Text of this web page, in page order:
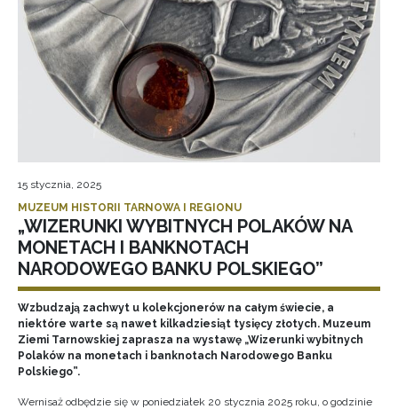
15 stycznia, 2025
MUZEUM HISTORII TARNOWA I REGIONU
„WIZERUNKI WYBITNYCH POLAKÓW NA
MONETACH I BANKNOTACH
NARODOWEGO BANKU POLSKIEGO”
Wzbudzają zachwyt u kolekcjonerów na całym świecie, a
niektóre warte są nawet kilkadziesiąt tysięcy złotych. Muzeum
Ziemi Tarnowskiej zaprasza na wystawę „Wizerunki wybitnych
Polaków na monetach i banknotach Narodowego Banku
Polskiego”.
Wernisaż odbędzie się w poniedziałek 20 stycznia 2025 roku, o godzinie